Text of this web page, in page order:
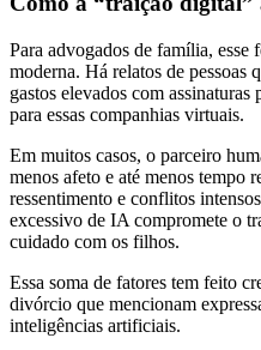
Para advogados de família, esse
moderna. Há relatos de pessoas
gastos elevados com
para essas companhias virtuais.
Em muitos casos, o parceiro
menos afeto e até menos tempo
ressentimento e conflitos
excessivo de IA compromete o
cuidado com os filhos.
Essa soma de fatores tem feito
divórcio que mencionam
inteligências artificiais.